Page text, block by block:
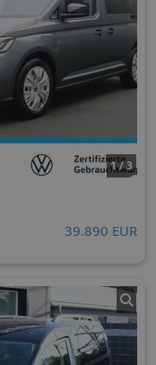
1 / 3
39.890 EUR